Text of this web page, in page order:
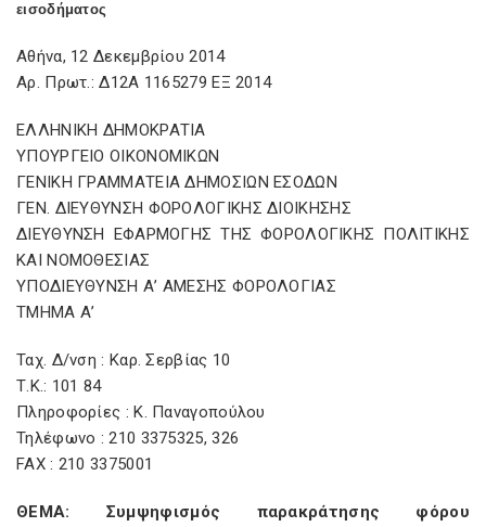
εισοδήματος
Αθήνα, 12 Δεκεμβρίου 2014
Αρ. Πρωτ.: Δ12Α 1165279 ΕΞ 2014
ΕΛΛΗΝΙΚΗ ΔΗΜΟΚΡΑΤΙΑ
ΥΠΟΥΡΓΕΙΟ ΟΙΚΟΝΟΜΙΚΩΝ
ΓΕΝΙΚΗ ΓΡΑΜΜΑΤΕΙΑ ΔΗΜΟΣΙΩΝ ΕΣΟΔΩΝ
ΓΕΝ. ΔΙΕΥΘΥΝΣΗ ΦΟΡΟΛΟΓΙΚΗΣ ΔΙΟΙΚΗΣΗΣ
ΔΙΕΥΘΥΝΣΗ ΕΦΑΡΜΟΓΗΣ ΤΗΣ ΦΟΡΟΛΟΓΙΚΗΣ ΠΟΛΙΤΙΚΗΣ
ΚΑΙ ΝΟΜΟΘΕΣΙΑΣ
ΥΠΟΔΙΕΥΘΥΝΣΗ Α’ ΑΜΕΣΗΣ ΦΟΡΟΛΟΓΙΑΣ
ΤΜΗΜΑ Α’
Ταχ. Δ/νση : Καρ. Σερβίας 10
Τ.Κ.: 101 84
Πληροφορίες : Κ. Παναγοπούλου
Τηλέφωνο : 210 3375325, 326
FAX : 210 3375001
ΘΕΜΑ: Συμψηφισμός παρακράτησης φόρου